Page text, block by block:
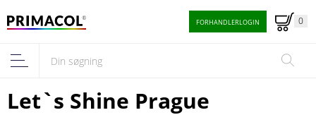
FORHANDLERLOGIN 0
Let`s Shine Prague